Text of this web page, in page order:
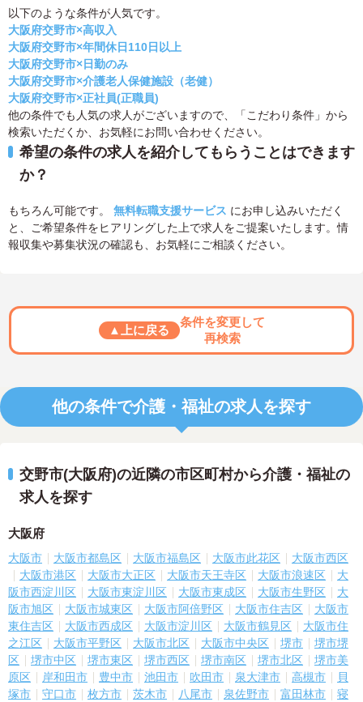
以下のような条件が人気です。
大阪府交野市×高収入
大阪府交野市×年間休日110日以上
大阪府交野市×日勤のみ
大阪府交野市×介護老人保健施設（老健）
大阪府交野市×正社員(正職員)
他の条件でも人気の求人がございますので、「こだわり条件」から
検索いただくか、お気軽にお問い合わせください。
希望の条件の求人を紹介してもらうことはできます
か？
もちろん可能です。 無料転職支援サービス にお申し込みいただく
と、ご希望条件をヒアリングした上で求人をご提案いたします。情
報収集や募集状況の確認も、お気軽にご相談ください。
▲上に戻る
条件を変更して
再検索
他の条件で介護・福祉の求人を探す
交野市(大阪府)の近隣の市区町村から介護・福祉の
求人を探す
大阪府
大阪市 大阪市都島区 大阪市福島区 大阪市此花区
大阪市西区
大阪市港区
大阪市大正区 大阪市天王寺区 大阪市浪速区
大
阪市西淀川区
大阪市東淀川区 大阪市東成区 大阪市生野区
大
阪市旭区
大阪市城東区 大阪市阿倍野区 大阪市住吉区
大阪市
東住吉区
大阪市西成区 大阪市淀川区 大阪市鶴見区
大阪市住
之江区
大阪市平野区 大阪市北区 大阪市中央区 堺市
堺市堺
区
堺市中区 堺市東区 堺市西区 堺市南区 堺市北区
堺市美
原区
岸和田市 豊中市 池田市 吹田市 泉大津市 高槻市
貝
塚市
守口市 枚方市 茨木市 八尾市 泉佐野市 富田林市
寝